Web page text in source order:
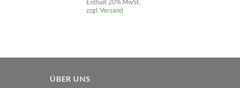
Enthält 20% MwSt.
zzgl. Versand
ÜBER UNS